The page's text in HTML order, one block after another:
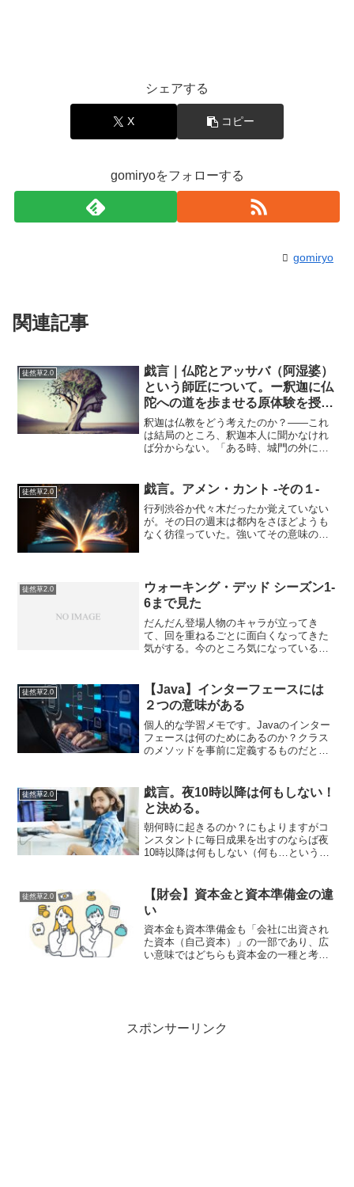
シェアする
X コピー
gomiryoをフォローする
gomiryo
関連記事
徒然草2.0
戯言｜仏陀とアッサバ（阿湿婆）
という師匠について。ー釈迦に仏
陀への道を歩ませる原体験を授け
た架空の人物ー
釈迦は仏教をどう考えたのか？――これ
は結局のところ、釈迦本人に聞かなけれ
ば分からない。「ある時、城門の外に出
まざまな理由づけがなされている。しか
し、後世の人々が腑に落ち...
徒然草2.0 戯言。アメン・カント -その１-
行列渋谷か代々木だったか覚えていない
が。その日の週末は都内をさほどようも
なく彷徨っていた。強いてその意味のな
１本入った人もまばらな道...
徒然草2.0
ウォーキング・デッド シーズン1-
6まで見た
だんだん登場人物のキャラが立ってき
て、回を重ねるごとに面白くなってきた
気がする。今のところ気になっているの
ことは、この人自身に、そもそもなんら
か秘密があるんではないか？...
徒然草2.0
【Java】インターフェースには
２つの意味がある
個人的な学習メモです。Javaのインター
フェースは何のためにあるのか？クラス
のメソッドを事前に定義するものだと理
れはインターフェースなるものの解説
の"一面"であって本質...
徒然草2.0
戯言。夜10時以降は何もしない！
と決める。
朝何時に起きるのか？にもよりますがコ
ンスタントに毎日成果を出すのならば夜
10時以降は何もしない（何も…というの
グを書いたり、本を読んだり、明日の仕
事の準備をする…ぐらい...
徒然草2.0
【財会】資本金と資本準備金の違
い
資本金も資本準備金も「会社に出資され
た資本（自己資本）」の一部であり、広
い意味ではどちらも資本金の一種と考え
スポンサーリンク